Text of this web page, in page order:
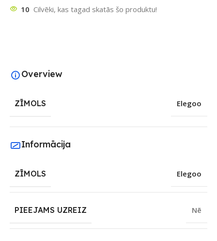
10 Cilvēki, kas tagad skatās šo produktu!
Overview
ZĪMOLS Elegoo
Informācija
ZĪMOLS Elegoo
PIEEJAMS UZREIZ Nē